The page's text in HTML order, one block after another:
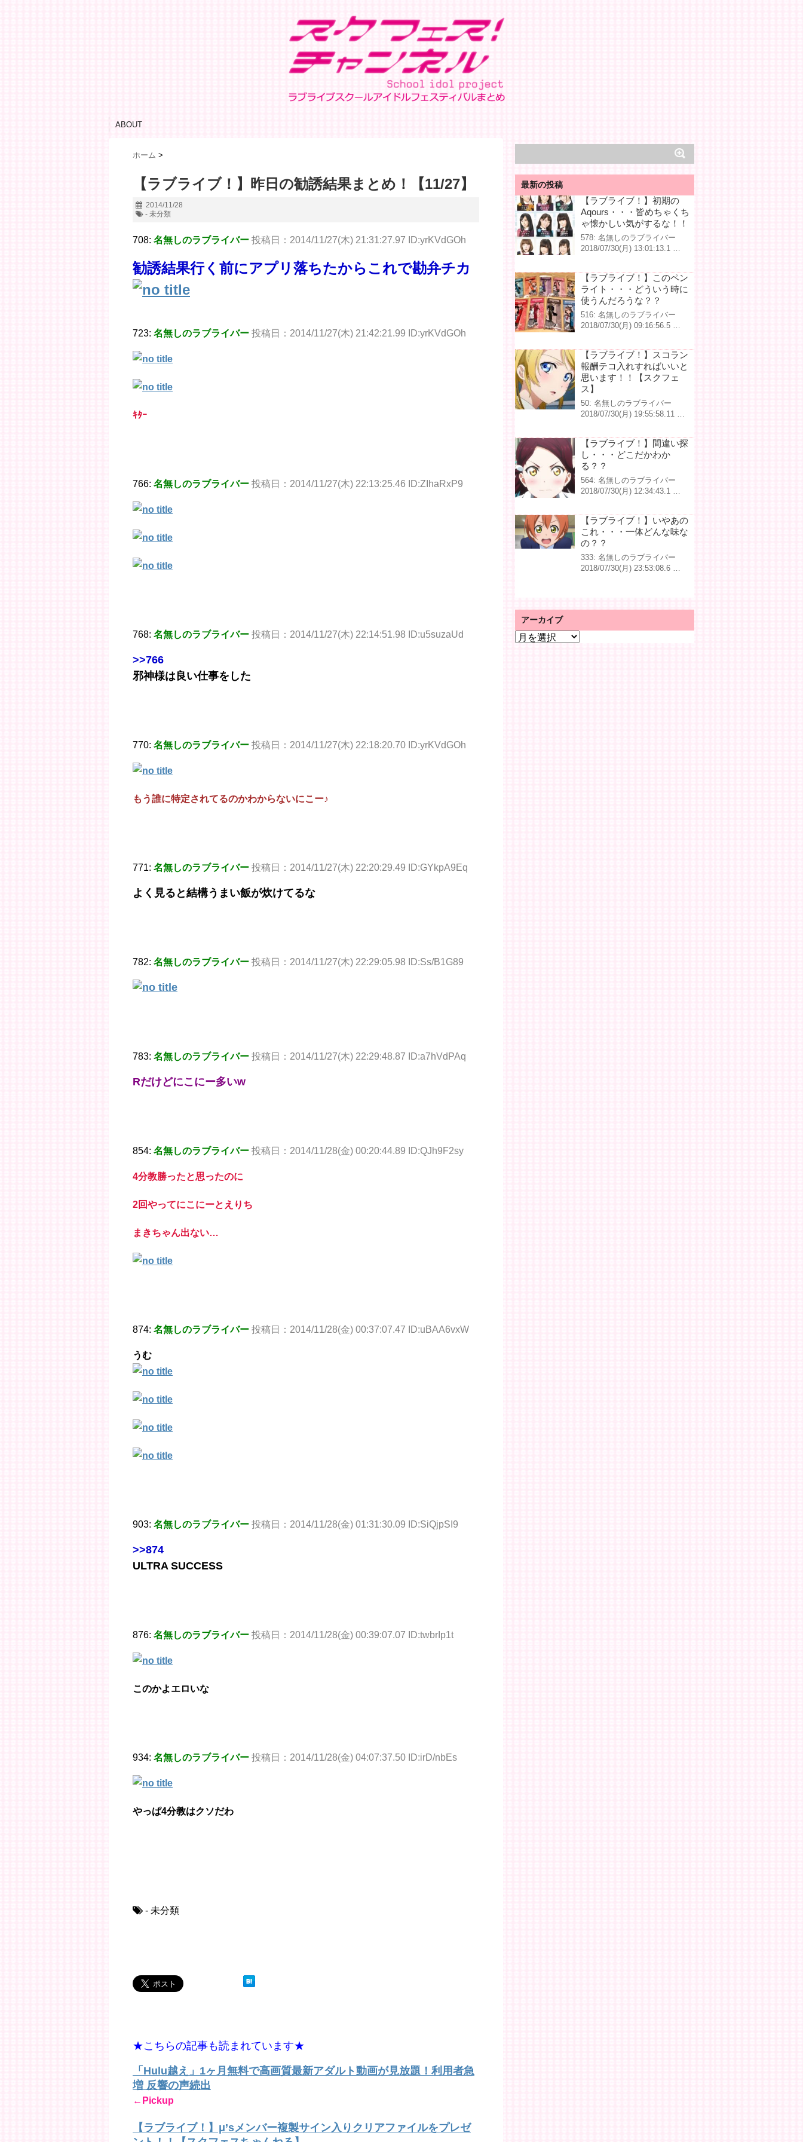
ABOUT
ホーム >
【ラブライブ！】昨日の勧誘結果まとめ！【11/27】
2014/11/28
- 未分類
708: 名無しのラブライバー 投稿日：2014/11/27(木) 21:31:27.97 ID:yrKVdGOh
勧誘結果行く前にアプリ落ちたからこれで勘弁チカ
723: 名無しのラブライバー 投稿日：2014/11/27(木) 21:42:21.99 ID:yrKVdGOh
ｷﾀｰ
766: 名無しのラブライバー 投稿日：2014/11/27(木) 22:13:25.46 ID:ZIhaRxP9
768: 名無しのラブライバー 投稿日：2014/11/27(木) 22:14:51.98 ID:u5suzaUd
>>766
邪神様は良い仕事をした
770: 名無しのラブライバー 投稿日：2014/11/27(木) 22:18:20.70 ID:yrKVdGOh
もう誰に特定されてるのかわからないにこー♪
771: 名無しのラブライバー 投稿日：2014/11/27(木) 22:20:29.49 ID:GYkpA9Eq
よく見ると結構うまい飯が炊けてるな
782: 名無しのラブライバー 投稿日：2014/11/27(木) 22:29:05.98 ID:Ss/B1G89
783: 名無しのラブライバー 投稿日：2014/11/27(木) 22:29:48.87 ID:a7hVdPAq
Rだけどにこにー多いw
854: 名無しのラブライバー 投稿日：2014/11/28(金) 00:20:44.89 ID:QJh9F2sy
4分教勝ったと思ったのに
2回やってにこにーとえりち
まきちゃん出ない…
874: 名無しのラブライバー 投稿日：2014/11/28(金) 00:37:07.47 ID:uBAA6vxW
うむ
903: 名無しのラブライバー 投稿日：2014/11/28(金) 01:31:30.09 ID:SiQjpSI9
>>874
ULTRA SUCCESS
876: 名無しのラブライバー 投稿日：2014/11/28(金) 00:39:07.07 ID:twbrIp1t
このかよエロいな
934: 名無しのラブライバー 投稿日：2014/11/28(金) 04:07:37.50 ID:irD/nbEs
やっぱ4分教はクソだわ
- 未分類
★こちらの記事も読まれています★
「Hulu越え」1ヶ月無料で高画質最新アダルト動画が見放題！利用者急
増 反響の声続出
←Pickup
【ラブライブ！】μ’sメンバー複製サイン入りクリアファイルをプレゼ
最新の投稿
【ラブライブ！】初期の
Aqours・・・皆めちゃくち
ゃ懐かしい気がするな！！
578: 名無しのラブライバー
2018/07/30(月) 13:01:13.1 …
【ラブライブ！】このペン
ライト・・・どういう時に
使うんだろうな？？
516: 名無しのラブライバー
2018/07/30(月) 09:16:56.5 …
【ラブライブ！】スコラン
報酬テコ入れすればいいと
思います！！【スクフェ
ス】
50: 名無しのラブライバー
2018/07/30(月) 19:55:58.11 …
【ラブライブ！】間違い探
し・・・どこだかわか
る？？
564: 名無しのラブライバー
2018/07/30(月) 12:34:43.1 …
【ラブライブ！】いやあの
これ・・・一体どんな味な
の？？
333: 名無しのラブライバー
2018/07/30(月) 23:53:08.6 …
アーカイブ
ア